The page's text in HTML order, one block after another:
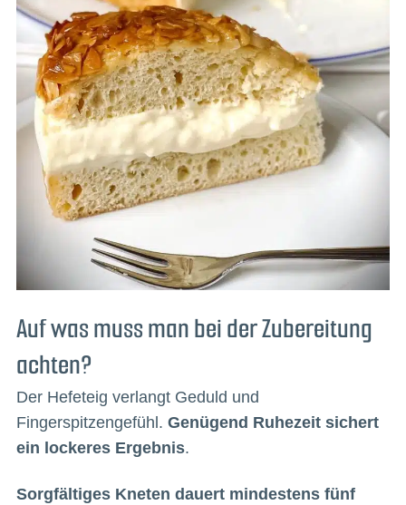
Auf was muss man bei der Zubereitung
achten?
Der Hefeteig verlangt Geduld und
Fingerspitzengefühl. Genügend Ruhezeit sichert
ein lockeres Ergebnis.
Sorgfältiges Kneten dauert mindestens fünf